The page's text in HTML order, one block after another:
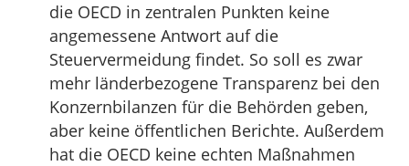
die OECD in zentralen Punkten keine
angemessene Antwort auf die
Steuervermeidung findet. So soll es zwar
mehr länderbezogene Transparenz bei den
Konzernbilanzen für die Behörden geben,
aber keine öffentlichen Berichte. Außerdem
hat die OECD keine echten Maßnahmen